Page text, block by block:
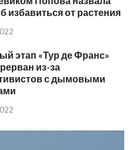
избавиться от растения
этап «Тур де Франс»
из-за
с дымовыми